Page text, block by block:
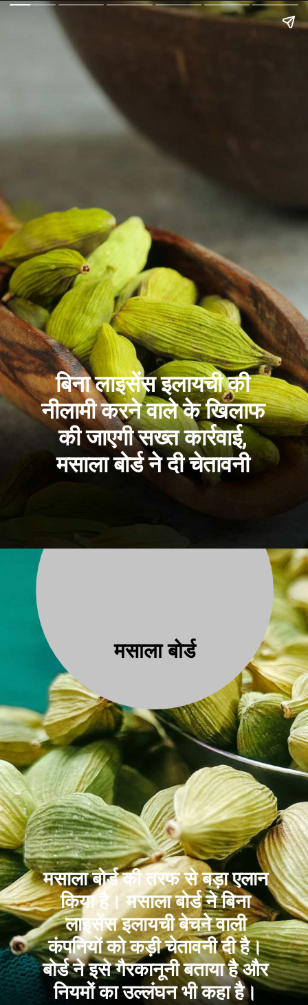
बिना लाइसेंस इलायची की
नीलामी करने वाले के खिलाफ
की जाएगी सख्त कार्रवाई,
मसाला बोर्ड ने दी चेतावनी
मसाला बोर्ड
मसाला बोर्ड की तरफ से बड़ा एलान
किया है। मसाला बोर्ड ने बिना
लाइसेंस इलायची बेचने वाली
कंपनियों को कड़ी चेतावनी दी है।
बोर्ड ने इसे गैरकानूनी बताया है और
नियमों का उल्लंघन भी कहा है।